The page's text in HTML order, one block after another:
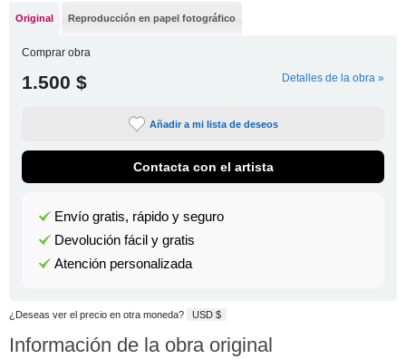
Original Reproducción en papel fotográfico
Comprar obra
1.500 $ Detalles de la obra »
Añadir a mi lista de deseos
Contacta con el artista
Envío gratis, rápido y seguro
Devolución fácil y gratis
Atención personalizada
¿Deseas ver el precio en otra moneda? USD $
Información de la obra original